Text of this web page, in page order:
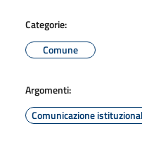
Categorie:
Comune
Argomenti:
Comunicazione